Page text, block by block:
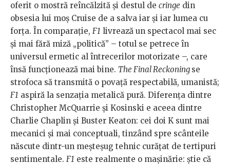
oferit o mostră reîncălzită și destul de cringe din
obsesia lui moș Cruise de a salva iar și iar lumea cu
forța. În comparație, F1 livrează un spectacol mai sec
și mai fără miză „politică” – totul se petrece în
universul ermetic al întrecerilor motorizate –, care
însă funcționează mai bine. The Final Reckoning se
strofoca să transmită o povață respectabilă, umanistă;
F1 aspiră la senzația metalică pură. Diferența dintre
Christopher McQuarrie și Kosinski e aceea dintre
Charlie Chaplin și Buster Keaton: cei doi K sunt mai
mecanici și mai conceptuali, tinzând spre scânteile
născute dintr-un meșteșug tehnic curățat de tertipuri
sentimentale. F1 este realmente o mașinărie: știe că